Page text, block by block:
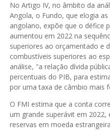
No Artigo IV, no âmbito da
Angola, o Fundo, que elogia
angolano, expõe que o défice
aumentou em 2022 na
superiores ao orçamentado e
combustíveis superiores ao
análise, "a relação dívida
percentuais do PIB, para
por uma taxa de câmbio mais
O FMI estima que a conta
um grande superávit em
reservas em moeda